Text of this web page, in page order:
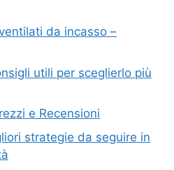
da incasso –
utili per sceglierlo più
e Recensioni
strategie da seguire in